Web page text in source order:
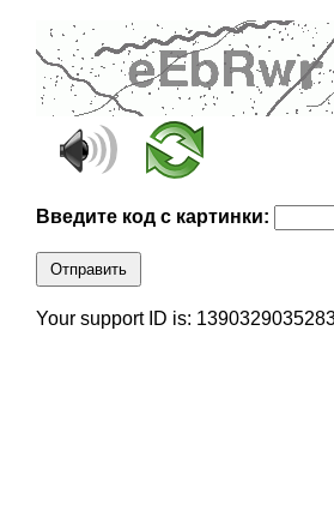
Введите код с картинки:
Отправить
Your support ID is: